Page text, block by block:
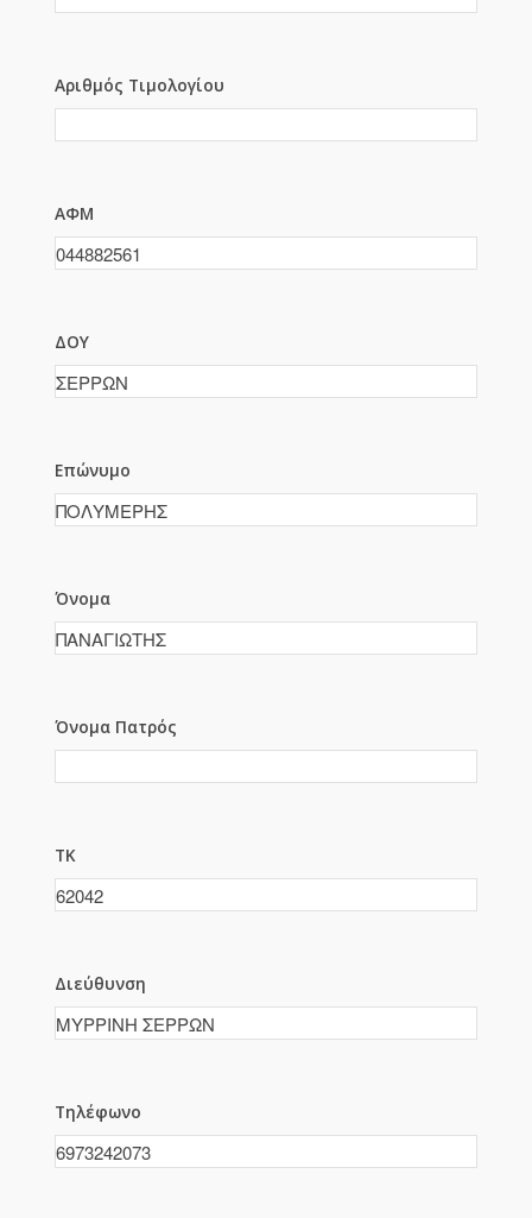
Αριθμός Τιμολογίου
ΑΦΜ
ΔΟΥ
Επώνυμο
Όνομα
Όνομα Πατρός
ΤΚ
Διεύθυνση
Τηλέφωνο